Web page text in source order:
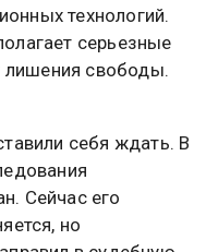
технологий.
серьезные
лишения свободы.
себя ждать. В
Сейчас его
но